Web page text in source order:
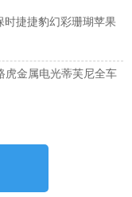
捷捷豹幻彩珊瑚苹果
金属电光蒂芙尼全车